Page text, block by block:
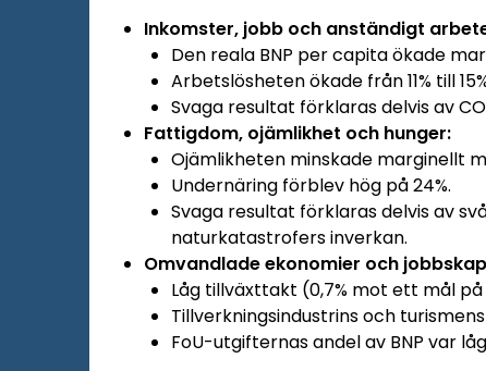
Inkomster, jobb och anständigt
Den reala BNP per capita ökade
Arbetslösheten ökade från 11% till
Svaga resultat förklaras delvis av
Fattigdom, ojämlikhet och hunger:
Ojämlikheten minskade marginellt
Undernäring förblev hög på 24%.
Svaga resultat förklaras delvis av
naturkatastrofers inverkan.
Omvandlade ekonomier och
Låg tillväxttakt (0,7% mot ett mål på
Tillverkningsindustrins och
FoU-utgifternas andel av BNP var